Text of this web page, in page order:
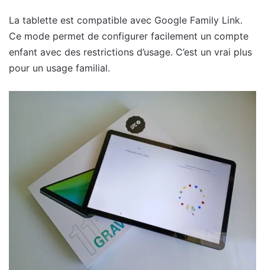
La tablette est compatible avec Google Family Link.
Ce mode permet de configurer facilement un compte
enfant avec des restrictions d’usage. C’est un vrai plus
pour un usage familial.